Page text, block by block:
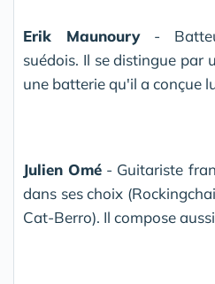
Erik Maunoury -
suédois. Il se distingue par
une batterie qu'il a conçue
Julien Omé - Guitariste
dans ses choix
Cat-Berro). Il compose